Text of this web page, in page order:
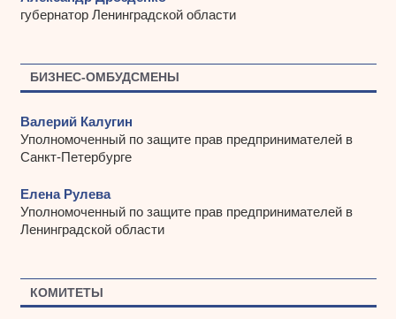
губернатор Ленинградской области
БИЗНЕС-ОМБУДСМЕНЫ
Валерий Калугин
Уполномоченный по защите прав предпринимателей в
Санкт-Петербурге
Елена Рулева
Уполномоченный по защите прав предпринимателей в
Ленинградской области
КОМИТЕТЫ